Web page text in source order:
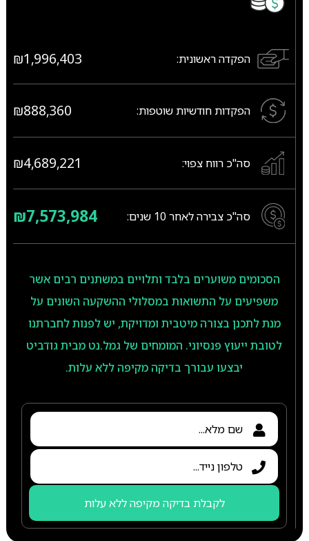
הפקדה ראשונית: ₪1,996,403
הפקדות חודשיות שוטפות: ₪888,360
סה"כ רווח צפוי: ₪4,689,221
סה"כ צבירה לאחר 10 שנים: ₪7,573,984
הסכומים משוערים בלבד ותלויים במשתנים רבים אשר
משפיעים על התשואות במסלולי ההשקעה השונים על
מנת לתכנן בצורה מיטבית ומדויקת, יש לפנות לחברתנו
לטובת ייעוץ פנסיוני. המומחים של גמל.נט מבית גודביט
יבצעו עבורך בדיקה מקיפה ללא עלות.
לקבלת בדיקה מקיפה ללא עלות